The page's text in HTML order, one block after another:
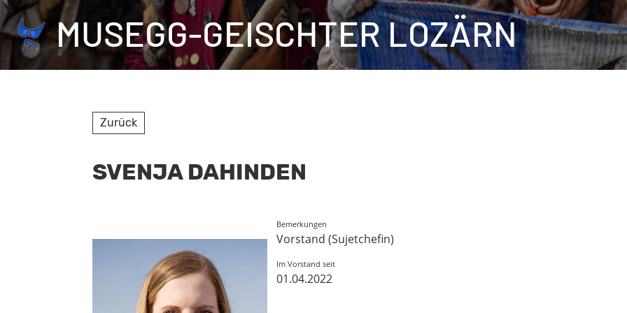
MUSEGG-GEISCHTER LOZÄRN
Zurück
SVENJA DAHINDEN
Bemerkungen
Vorstand (Sujetchefin)
Im Vorstand seit
01.04.2022